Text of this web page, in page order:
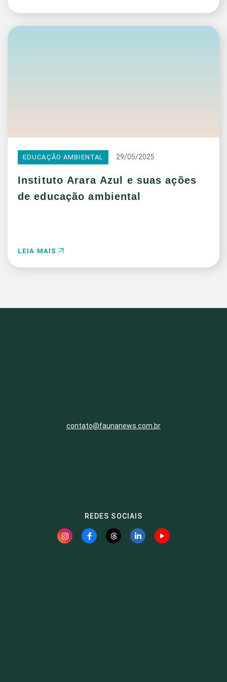
EDUCAÇÃO AMBIENTAL 29/05/2025
Instituto Arara Azul e suas ações
de educação ambiental
LEIA MAIS
contato@faunanews.com.br
REDES SOCIAIS